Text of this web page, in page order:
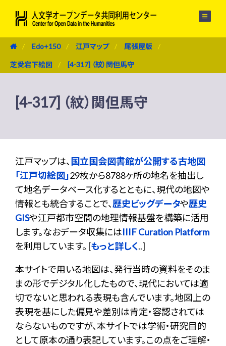
Edo+150 江戸マップ 尾張屋版
芝愛宕下絵図 [4-317] （紋）関但馬守
[4-317] （紋）関但馬守
江戸マップは、 国立国会図書館が公開する古地図
「江戸切絵図」29枚から8788ヶ所の地名を抽出し
て地名データベース化するとともに、現代の地図や
情報とも統合することで、歴史ビッグデータや歴史
GISや江戸都市空間の地理情報基盤を構築に活用
します。なおデータ収集にはIIIF Curation Platform
を利用しています。 [もっと詳しく..]
本サイトで用いる地図は、発行当時の資料をそのま
まの形でデジタル化したもので、現代においては適
切でないと思われる表現も含んでいます。地図上の
表現を基にした偏見や差別は肯定・容認されては
ならないものですが、本サイトでは学術・研究目的
として原本の通り表記しています。この点をご理解・